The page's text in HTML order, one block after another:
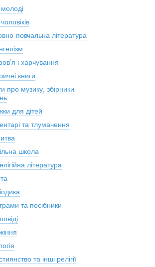
повчальна література
і харчування
книги
про музику, збірники
для дітей
та тлумачення
школа
література
та посібники
та інші релігії